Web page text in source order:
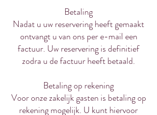
Betaling
Nadat u uw reservering heeft gemaakt
ontvangt u van ons per e-mail een
factuur. Uw reservering is definitief
zodra u de factuur heeft betaald.
Betaling op rekening
Voor onze zakelijk gasten is betaling op
rekening mogelijk. U kunt hiervoor